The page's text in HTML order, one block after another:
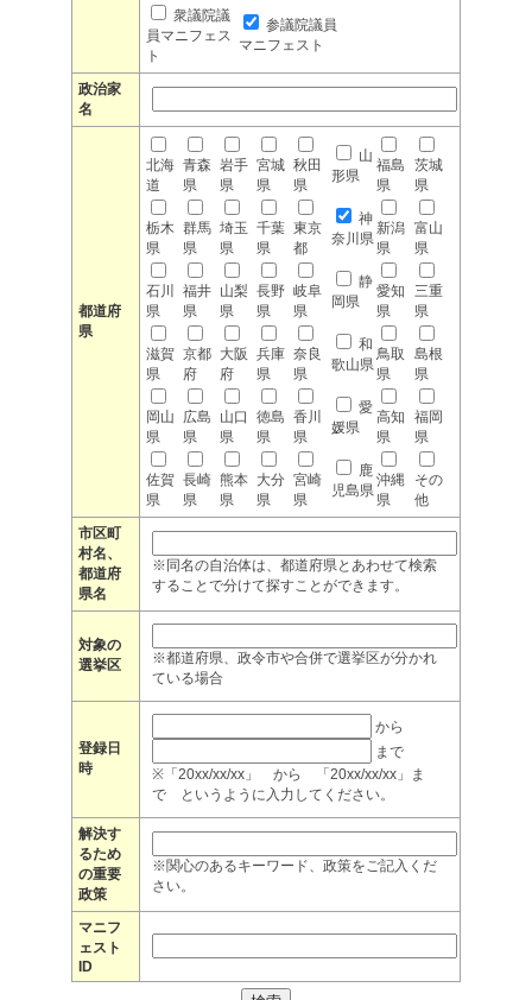
衆議院議
員マニフェス
ト
参議院議員
マニフェスト
政治家
名
都道府
県
北海
道
青森
県
岩手
県
宮城
県
秋田
県
山
形県
福島
県
茨城
県
栃木
県
群馬
県
埼玉
県
千葉
県
東京
都
神
奈川県
新潟
県
富山
県
石川
県
福井
県
山梨
県
長野
県
岐阜
県
静
岡県
愛知
県
三重
県
滋賀
県
京都
府
大阪
府
兵庫
県
奈良
県
和
歌山県
鳥取
県
島根
県
岡山
県
広島
県
山口
県
徳島
県
香川
県
愛
媛県
高知
県
福岡
県
佐賀
県
長崎
県
熊本
県
大分
県
宮崎
県
鹿
児島県
沖縄
県
その
他
市区町
村名、
都道府
県名
※同名の自治体は、都道府県とあわせて検索
することで分けて探すことができます。
対象の
選挙区
※都道府県、政令市や合併で選挙区が分かれ
ている場合
登録日
時
から
まで
※「20xx/xx/xx」 から 「20xx/xx/xx」ま
で というように入力してください。
解決す
るため
の重要
政策
※関心のあるキーワード、政策をご記入くだ
さい。
マニフ
ェスト
ID